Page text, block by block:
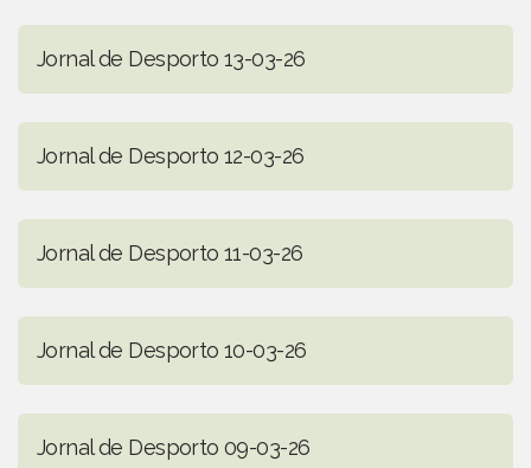
Jornal de Desporto 13-03-26
Jornal de Desporto 12-03-26
Jornal de Desporto 11-03-26
Jornal de Desporto 10-03-26
Jornal de Desporto 09-03-26